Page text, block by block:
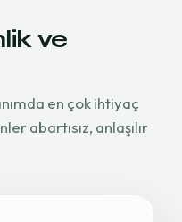
ve
en çok ihtiyaç
abartısız, anlaşılır